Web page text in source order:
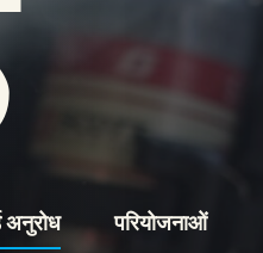
अनुरोध परियोजनाओं